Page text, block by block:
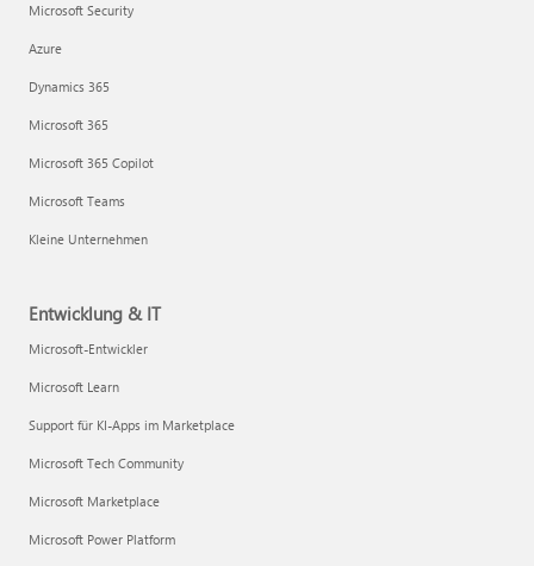
Microsoft Security
Azure
Dynamics 365
Microsoft 365
Microsoft 365 Copilot
Microsoft Teams
Kleine Unternehmen
Entwicklung & IT
Microsoft-Entwickler
Microsoft Learn
Support für KI-Apps im Marketplace
Microsoft Tech Community
Microsoft Marketplace
Microsoft Power Platform